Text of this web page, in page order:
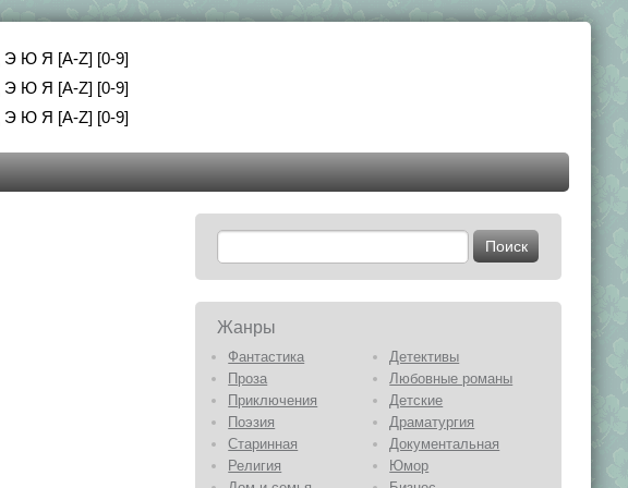
Э Ю Я [A-Z] [0-9]
Э Ю Я [A-Z] [0-9]
Э Ю Я [A-Z] [0-9]
Жанры
Фантастика
Детективы
Проза
Любовные романы
Приключения
Детские
Поэзия
Драматургия
Старинная
Документальная
Религия
Юмор